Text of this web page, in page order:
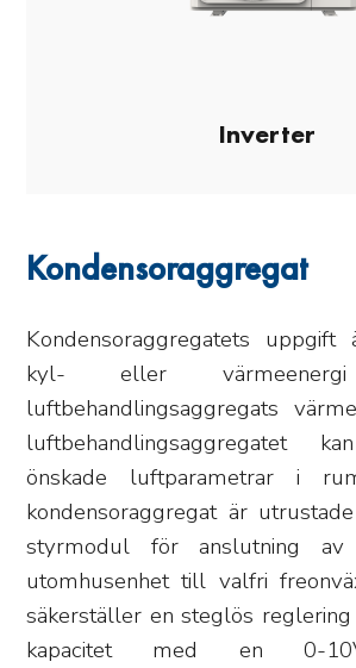
Inverter
Kondensoraggregat
Kondensoraggregatets
kyl- eller
luftbehandlingsaggregats
luftbehandlingsaggregatet
önskade luftparametrar i
kondensoraggregat är
styrmodul för anslutning
utomhusenhet till valfri
säkerställer en steglös
kapacitet med en 0-